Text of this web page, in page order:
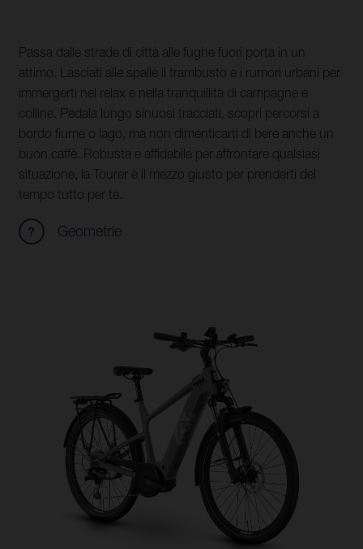
Passa dalle strade di città alle fughe fuori porta in un
attimo. Lasciati alle spalle il trambusto e i rumori urbani per
immergerti nel relax e nella tranquillità di campagne e
colline. Pedala lungo sinuosi tracciati, scopri percorsi a
bordo fiume o lago, ma non dimenticarti di bere anche un
buon caffè. Robusta e affidabile per affrontare qualsiasi
situazione, la Tourer è il mezzo giusto per prenderti del
tempo tutto per te.
Geometrie